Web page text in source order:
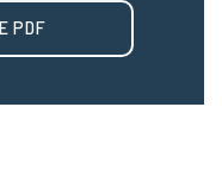
PDF